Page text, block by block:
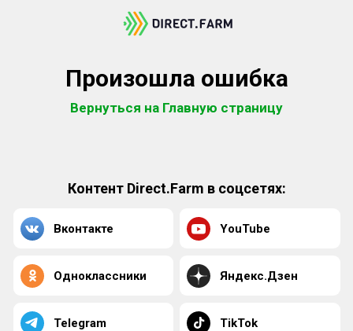
Произошла ошибка
Вернуться на Главную страницу
Контент Direct.Farm в соцсетях:
Вконтакте YouTube
Одноклассники Яндекс.Дзен
Telegram TikTok